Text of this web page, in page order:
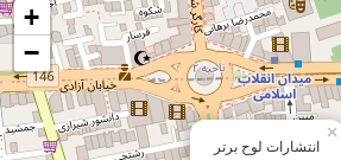
انتشارات لوح برتر
×
+
−